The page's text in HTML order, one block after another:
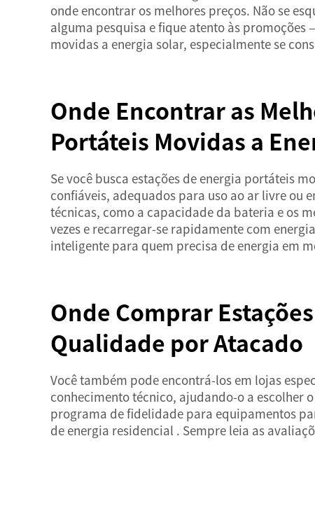
onde encontrar os melhores preços. Não se
alguma pesquisa e fique atento às
movidas a energia solar, especialmente se
Onde Encontrar as
Portáteis Movidas a
Se você busca estações de energia portáteis
confiáveis, adequados para uso ao ar livre ou
técnicas, como a capacidade da bateria e os
vezes e recarregar-se rapidamente com
inteligente para quem precisa de energia em
Onde Comprar
Qualidade por Atacado
Você também pode encontrá-los em lojas
conhecimento técnico, ajudando-o a escolher
programa de fidelidade para equipamentos
de energia residencial . Sempre leia as